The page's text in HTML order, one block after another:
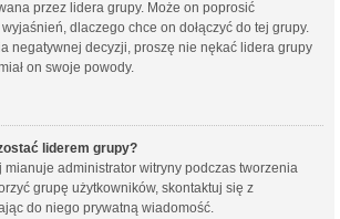
przez lidera grupy. Może on poprosić
dlaczego chce on dołączyć do tej grupy.
negatywnej decyzji, proszę nie nękać lidera grupy
on swoje powody.
liderem grupy?
mianuje administrator witryny podczas tworzenia
grupę użytkowników, skontaktuj się z
do niego prywatną wiadomość.